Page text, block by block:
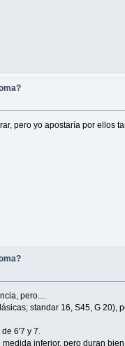
pero yo apostaría por ellos
pero....
standar 16, S45, G
6'7 y 7.
inferior, pero duran